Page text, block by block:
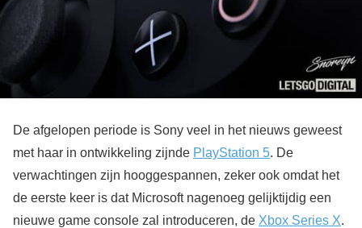
De afgelopen periode is Sony veel in het nieuws geweest
met haar in ontwikkeling zijnde PlayStation 5. De
verwachtingen zijn hooggespannen, zeker ook omdat het
de eerste keer is dat Microsoft nagenoeg gelijktijdig een
nieuwe game console zal introduceren, de Xbox Series X.